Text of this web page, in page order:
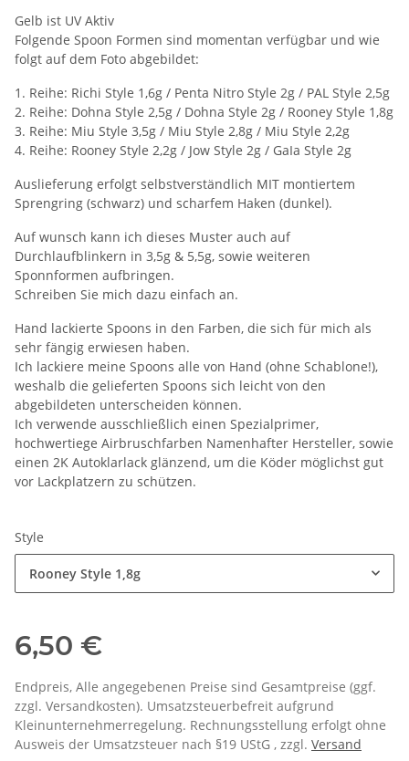
Gelb ist UV Aktiv
Folgende Spoon Formen sind momentan verfügbar und wie
folgt auf dem Foto abgebildet:
1. Reihe: Richi Style 1,6g / Penta Nitro Style 2g / PAL Style 2,5g
2. Reihe: Dohna Style 2,5g / Dohna Style 2g / Rooney Style 1,8g
3. Reihe: Miu Style 3,5g / Miu Style 2,8g / Miu Style 2,2g
4. Reihe: Rooney Style 2,2g / Jow Style 2g / GaIa Style 2g
Auslieferung erfolgt selbstverständlich MIT montiertem
Sprengring (schwarz) und scharfem Haken (dunkel).
Auf wunsch kann ich dieses Muster auch auf
Durchlaufblinkern in 3,5g & 5,5g, sowie weiteren
Sponnformen aufbringen.
Schreiben Sie mich dazu einfach an.
Hand lackierte Spoons in den Farben, die sich für mich als
sehr fängig erwiesen haben.
Ich lackiere meine Spoons alle von Hand (ohne Schablone!),
weshalb die gelieferten Spoons sich leicht von den
abgebildeten unterscheiden können.
Ich verwende ausschließlich einen Spezialprimer,
hochwertiege Airbruschfarben Namenhafter Hersteller, sowie
einen 2K Autoklarlack glänzend, um die Köder möglichst gut
vor Lackplatzern zu schützen.
Style
Rooney Style 1,8g
6,50 €
Endpreis, Alle angegebenen Preise sind Gesamtpreise (ggf.
zzgl. Versandkosten). Umsatzsteuerbefreit aufgrund
Kleinunternehmerregelung. Rechnungsstellung erfolgt ohne
Ausweis der Umsatzsteuer nach §19 UStG , zzgl. Versand